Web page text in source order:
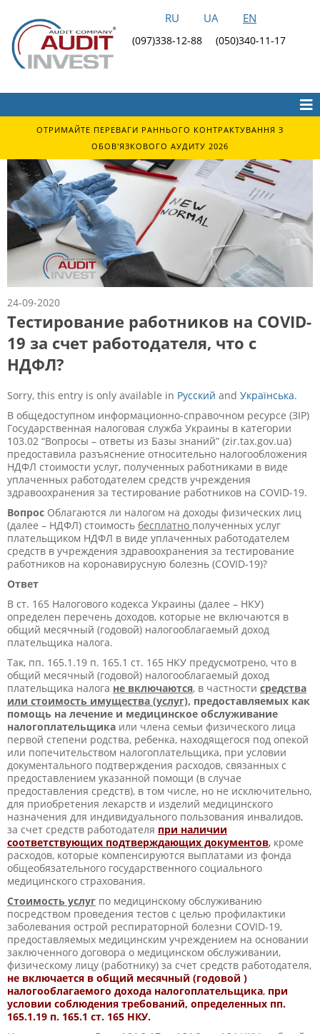
RU UA EN
(097)338-12-88 (050)340-11-17
ОТРИМАЙТЕ ПЕРЕВАГИ РАННЬОГО КОНТРАКТУВАННЯ З
ОБОВ'ЯЗКОВОГО АУДИТУ 2026
24-09-2020
Тестирование работников на COVID-
19 за счет работодателя, что с
НДФЛ?
Sorry, this entry is only available in Русский and Українська.
В общедоступном информационно-справочном ресурсе (ЗІР)
Государственная налоговая служба Украины в категории
103.02 “Вопросы – ответы из Базы знаний” (zir.tax.gov.ua)
предоставила разъяснение относительно налогообложения
НДФЛ стоимости услуг, полученных работниками в виде
уплаченных работодателем средств учреждения
здравоохранения за тестирование работников на COVID-19.
Вопрос Облагаются ли налогом на доходы физических лиц
(далее – НДФЛ) стоимость бесплатно полученных услуг
плательщиком НДФЛ в виде уплаченных работодателем
средств в учреждения здравоохранения за тестирование
работников на коронавирусную болезнь (COVID-19)?
Ответ
В ст. 165 Налогового кодекса Украины (далее – НКУ)
определен перечень доходов, которые не включаются в
общий месячный (годовой) налогооблагаемый доход
плательщика налога.
Так, пп. 165.1.19 п. 165.1 ст. 165 НКУ предусмотрено, что в
общий месячный (годовой) налогооблагаемый доход
плательщика налога не включаются, в частности средства
или стоимость имущества (услуг), предоставляемых как
помощь на лечение и медицинское обслуживание
налогоплательщика или члена семьи физического лица
первой степени родства, ребенка, находящегося под опекой
или попечительством налогоплательщика, при условии
документального подтверждения расходов, связанных с
предоставлением указанной помощи (в случае
предоставления средств), в том числе, но не исключительно,
для приобретения лекарств и изделий медицинского
назначения для индивидуального пользования инвалидов,
за счет средств работодателя при наличии
соответствующих подтверждающих документов, кроме
расходов, которые компенсируются выплатами из фонда
общеобязательного государственного социального
медицинского страхования.
Стоимость услуг по медицинскому обслуживанию
посредством проведения тестов с целью профилактики
заболевания острой респираторной болезни COVID-19,
предоставляемых медицинским учреждением на основании
заключенного договора о медицинском обслуживании,
физическому лицу (работнику) за счет средств работодателя,
не включается в общий месячный (годовой )
налогооблагаемого дохода налогоплательщика, при
условии соблюдения требований, определенных пп.
165.1.19 п. 165.1 ст. 165 НКУ.